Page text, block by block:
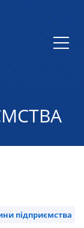
підприємства